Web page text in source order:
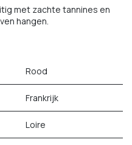
met zachte tannines en
hangen.
Rood
Frankrijk
Loire